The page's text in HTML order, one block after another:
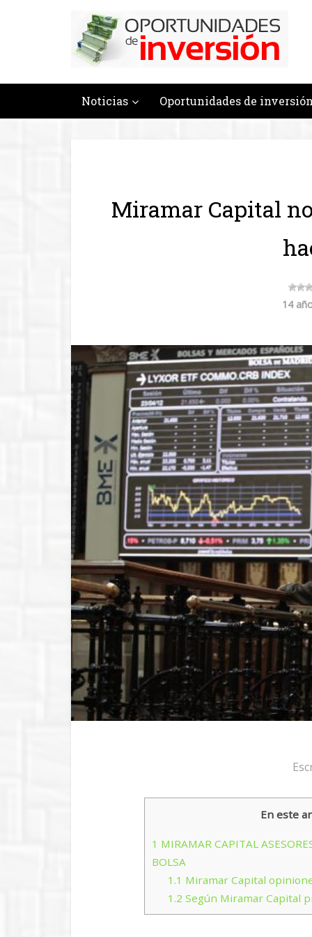
Noticias Oportunidades de
Miramar Capital
14
En este
1 MIRAMAR CAPITAL
BOLSA
1.1 Miramar Capital
1.2 Según Miramar Capital